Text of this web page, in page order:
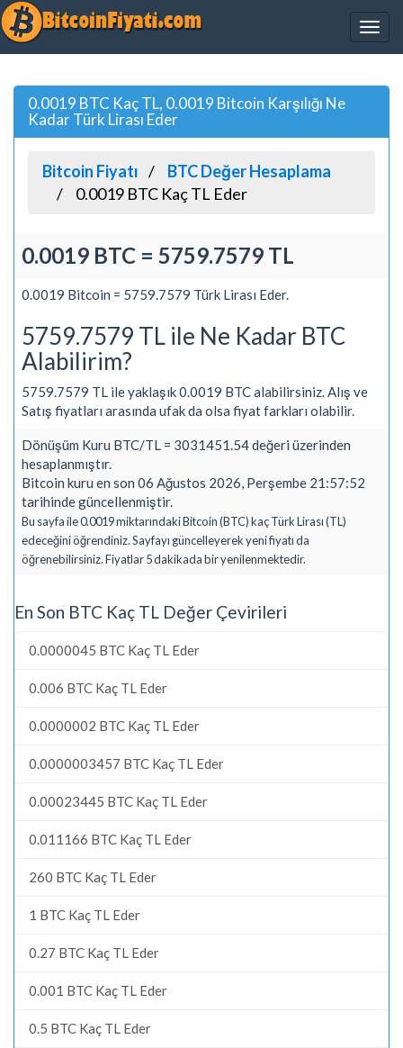
0.0019 BTC Kaç TL, 0.0019 Bitcoin Karşılığı Ne
Kadar Türk Lirası Eder
Bitcoin Fiyatı
BTC Değer Hesaplama
0.0019 BTC Kaç TL Eder
0.0019 BTC = 5759.7579 TL
0.0019 Bitcoin = 5759.7579 Türk Lirası Eder.
5759.7579 TL ile Ne Kadar BTC
Alabilirim?
5759.7579 TL ile yaklaşık 0.0019 BTC alabilirsiniz. Alış ve
Satış fiyatları arasında ufak da olsa fiyat farkları olabilir.
Dönüşüm Kuru BTC/TL = 3031451.54 değeri üzerinden
hesaplanmıştır.
Bitcoin kuru en son 06 Ağustos 2026, Perşembe 21:57:52
tarihinde güncellenmiştir.
Bu sayfa ile 0.0019 miktarındaki Bitcoin (BTC) kaç Türk Lirası (TL)
edeceğini öğrendiniz. Sayfayı güncelleyerek yeni fiyatı da
öğrenebilirsiniz. Fiyatlar 5 dakikada bir yenilenmektedir.
En Son BTC Kaç TL Değer Çevirileri
0.0000045 BTC Kaç TL Eder
0.006 BTC Kaç TL Eder
0.0000002 BTC Kaç TL Eder
0.0000003457 BTC Kaç TL Eder
0.00023445 BTC Kaç TL Eder
0.011166 BTC Kaç TL Eder
260 BTC Kaç TL Eder
1 BTC Kaç TL Eder
0.27 BTC Kaç TL Eder
0.001 BTC Kaç TL Eder
0.5 BTC Kaç TL Eder